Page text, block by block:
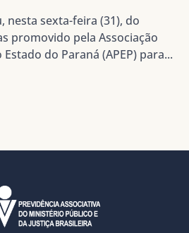
nesta sexta-feira (31), do
promovido pela Associação
do Paraná (APEP) para...